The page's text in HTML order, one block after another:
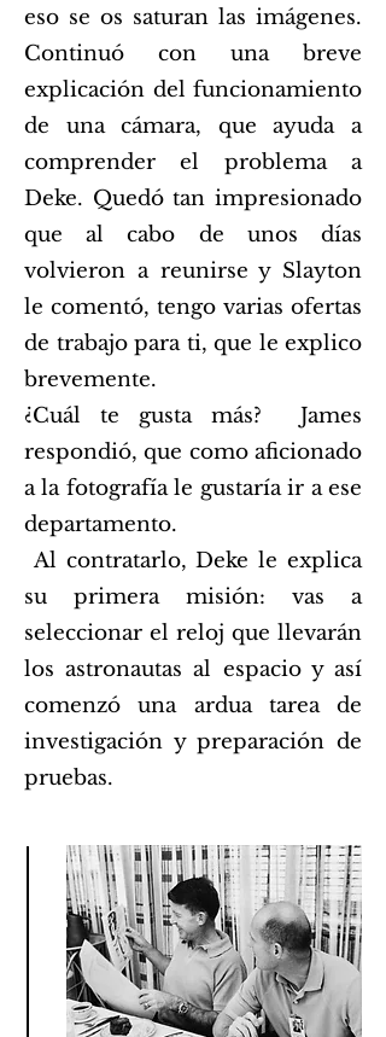
eso se os saturan las imágenes.
Continuó con una breve
explicación del funcionamiento
de una cámara, que ayuda a
comprender el problema a
Deke. Quedó tan impresionado
que al cabo de unos días
volvieron a reunirse y Slayton
le comentó, tengo varias ofertas
de trabajo para ti, que le explico
brevemente.
¿Cuál te gusta más? James
respondió, que como aficionado
a la fotografía le gustaría ir a ese
departamento.
Al contratarlo, Deke le explica
su primera misión: vas a
seleccionar el reloj que llevarán
los astronautas al espacio y así
comenzó una ardua tarea de
investigación y preparación de
pruebas.